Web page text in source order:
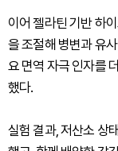
이어 젤라틴 기반 하
을 조절해 병변과 유
요 면역 자극 인자를
했다.
실험 결과, 저산소 상